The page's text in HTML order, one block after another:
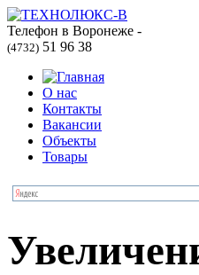
Телефон в Воронеже -
(4732) 51 96 38
О нас
Контакты
Вакансии
Объекты
Товары